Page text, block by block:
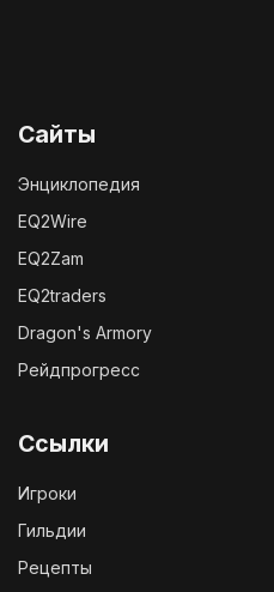
Сайты
Энциклопедия
EQ2Wire
EQ2Zam
EQ2traders
Dragon's Armory
Рейдпрогресс
Ссылки
Игроки
Гильдии
Рецепты